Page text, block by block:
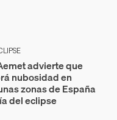
advierte que
nubosidad en
zonas de España
del eclipse